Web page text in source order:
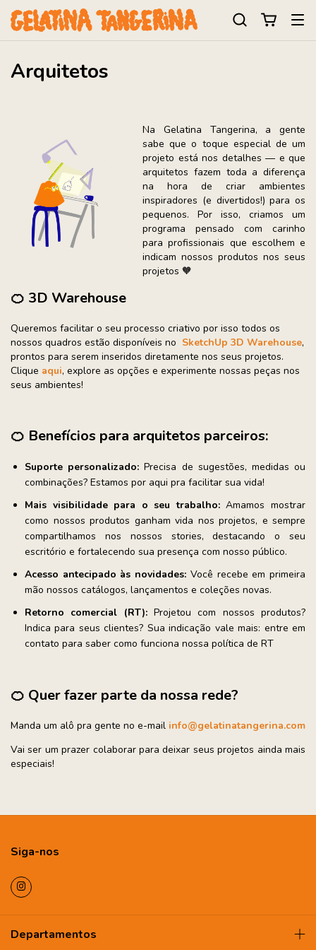
Arquitetos
Na Gelatina Tangerina, a gente
sabe que o toque especial de um
projeto está nos detalhes — e que
arquitetos fazem toda a diferença
na hora de criar ambientes
inspiradores (e divertidos!) para os
pequenos. Por isso, criamos um
programa pensado com carinho
para profissionais que escolhem e
indicam nossos produtos nos seus
projetos 🧡
🍊 3D Warehouse
Queremos facilitar o seu processo criativo por isso todos os
nossos quadros estão disponíveis no SketchUp 3D Warehouse,
prontos para serem inseridos diretamente nos seus projetos.
Clique aqui, explore as opções e experimente nossas peças nos
seus ambientes!
🍊 Benefícios para arquitetos parceiros:
Suporte personalizado: Precisa de sugestões, medidas ou
combinações? Estamos por aqui pra facilitar sua vida!
Mais visibilidade para o seu trabalho:Amamos mostrar
como nossos produtos ganham vida nos projetos, e sempre
compartilhamos nos nossos stories, destacando o seu
escritório e fortalecendo sua presença com nosso público.
Acesso antecipado às novidades: Você recebe em primeira
mão nossos catálogos, lançamentos e coleções novas.
Retorno comercial (RT):Projetou com nossos produtos?
Indica para seus clientes? Sua indicação vale mais: entre em
contato para saber como funciona nossa política de RT
🍊 Quer fazer parte da nossa rede?
Manda um alô pra gente no e-mail info@gelatinatangerina.com
Vai ser um prazer colaborar para deixar seus projetos ainda mais
especiais!
Siga-nos
Departamentos